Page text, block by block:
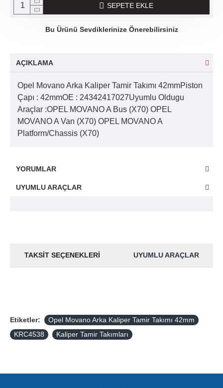
SEPETE EKLE
Bu Ürünü Sevdiklerinize Önerebilirsiniz
AÇIKLAMA
Opel Movano Arka Kaliper Tamir Takımı 42mmPiston
Çapı : 42mmOE : 24342417027Uyumlu Oldugu
Araçlar :OPEL MOVANO A Bus (X70) OPEL
MOVANO A Van (X70) OPEL MOVANO A
Platform/Chassis (X70)
YORUMLAR
UYUMLU ARAÇLAR
TAKSIT SEÇENEKLERI UYUMLU ARAÇLAR
Etiketler:
Opel Movano Arka Kaliper Tamir Takımı 42mm
KRC4538
Kaliper Tamir Takımları